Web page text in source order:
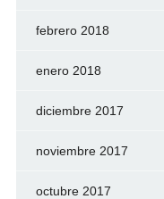
febrero 2018
enero 2018
diciembre 2017
noviembre 2017
octubre 2017